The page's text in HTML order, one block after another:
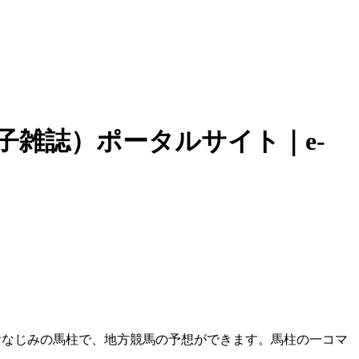
雑誌）ポータルサイト｜e-
じみの馬柱で、地方競馬の予想ができます。馬柱の一コマ